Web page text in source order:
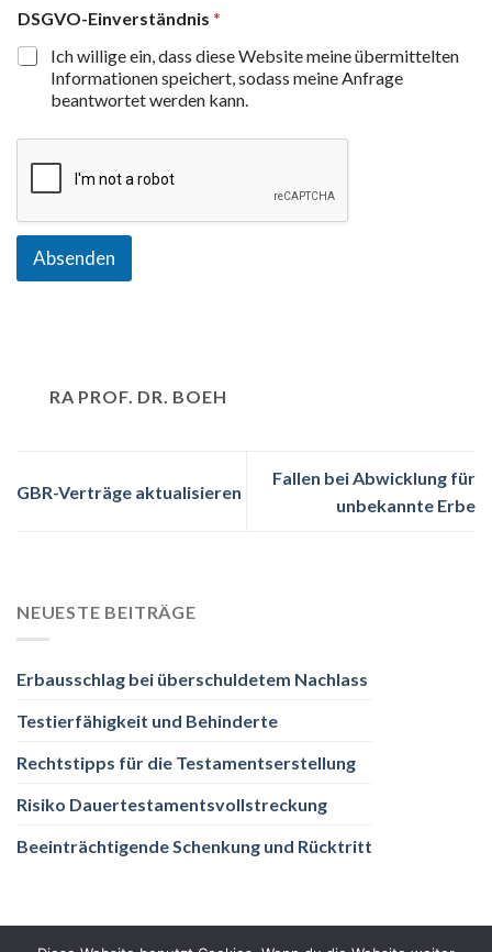
DSGVO-Einverständnis *
Ich willige ein, dass diese Website meine übermittelten
Informationen speichert, sodass meine Anfrage
beantwortet werden kann.
Absenden
RA PROF. DR. BOEH
GBR-Verträge aktualisieren
Fallen bei Abwicklung für
unbekannte Erbe
NEUESTE BEITRÄGE
Erbausschlag bei überschuldetem Nachlass
Testierfähigkeit und Behinderte
Rechtstipps für die Testamentserstellung
Risiko Dauertestamentsvollstreckung
Beeinträchtigende Schenkung und Rücktritt